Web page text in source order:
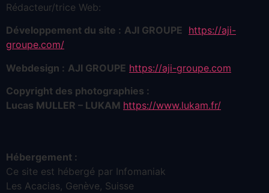
Rédacteur/trice Web:
Développement du site : AJI GROUPE https://aji-
groupe.com/
Webdesign : AJI GROUPE https://aji-groupe.com
Copyright des photographies :
Lucas MULLER – LUKAM https://www.lukam.fr/
Hébergement :
Ce site est hébergé par Infomaniak
Les Acacias, Genève, Suisse